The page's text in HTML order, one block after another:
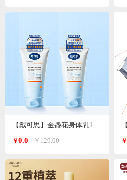
【戴可思】金盏花身体乳150ml*2支
￥0.0 ￥129.00 ￥